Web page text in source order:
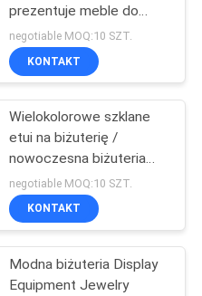
prezentuje meble do
wyświetlania biżuterii
Dostosowany rozmiar
negotiable MOQ:10 SZT.
KONTAKT
Wielokolorowe szklane
etui na biżuterię /
nowoczesna biżuteria
prezentuje luksusowy styl
negotiable MOQ:10 SZT.
KONTAKT
Modna biżuteria Display
Equipment Jewelry